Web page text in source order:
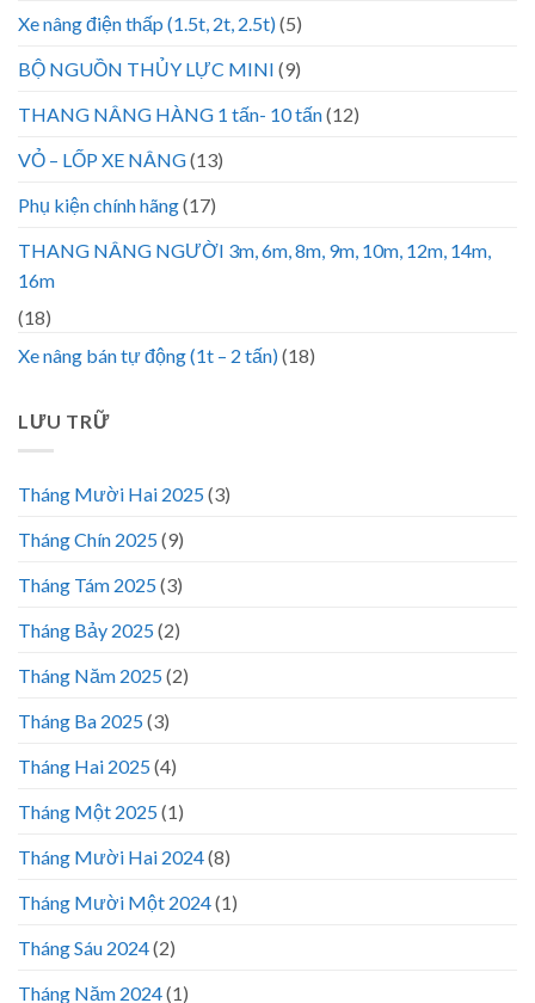
Xe nâng điện thấp (1.5t, 2t, 2.5t)(5)
BỘ NGUỒN THỦY LỰC MINI (9)
THANG NÂNG HÀNG 1 tấn- 10 tấn(12)
VỎ – LỐP XE NÂNG(13)
Phụ kiện chính hãng(17)
THANG NÂNG NGƯỜI 3m, 6m, 8m, 9m, 10m, 12m, 14m,
16m
(18)
Xe nâng bán tự động (1t – 2 tấn)(18)
LƯU TRỮ
Tháng Mười Hai 2025(3)
Tháng Chín 2025(9)
Tháng Tám 2025(3)
Tháng Bảy 2025(2)
Tháng Năm 2025(2)
Tháng Ba 2025(3)
Tháng Hai 2025(4)
Tháng Một 2025(1)
Tháng Mười Hai 2024(8)
Tháng Mười Một 2024(1)
Tháng Sáu 2024(2)
Tháng Năm 2024(1)